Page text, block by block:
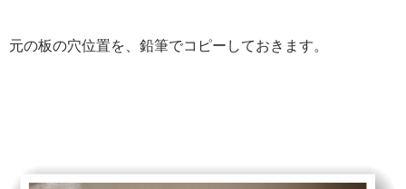
元の板の穴位置を、鉛筆でコピーしておきます。